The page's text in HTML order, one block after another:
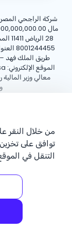
شركة الراجحي
مال 60,000,000,000.00
28 الرياض 11411 المملكة العربية السعودية، هاتف:
حقوق
سياسة ملفات
من خلال النقر
توافق على
التنقل في